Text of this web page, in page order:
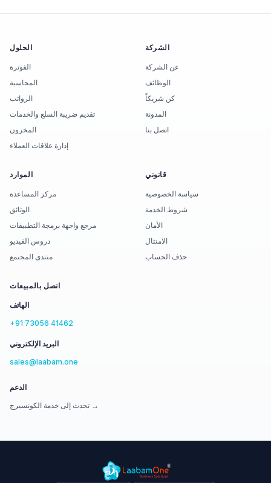
الحلول
الفوترة
المحاسبة
الرواتب
تقديم ضريبة السلع والخدمات
المخزون
إدارة علاقات العملاء
الشركة
عن الشركة
الوظائف
كن شريكاً
المدونة
اتصل بنا
الموارد
مركز المساعدة
الوثائق
مرجع واجهة برمجة التطبيقات
دروس الفيديو
منتدى المجتمع
قانوني
سياسة الخصوصية
شروط الخدمة
الأمان
الامتثال
حذف الحساب
اتصل بالمبيعات
الهاتف
+91 73056 41462
البريد الإلكتروني
sales@laabam.one
الدعم
تحدث إلى خدمة الكونسيرج →